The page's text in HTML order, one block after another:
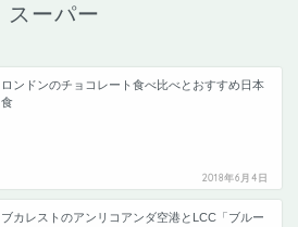
スーパー
ロンドンのチョコレート食べ比べとおすすめ日本
食
2018年6月4日
ブカレストのアンリコアンダ空港とLCC「ブルー